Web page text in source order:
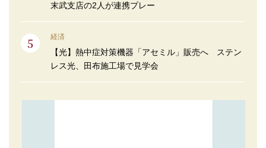
末武支店の2人が連携プレー
経済
【光】熱中症対策機器「アセミル」販売へ ステン
レス光、田布施工場で見学会